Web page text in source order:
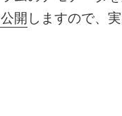
開しますので、